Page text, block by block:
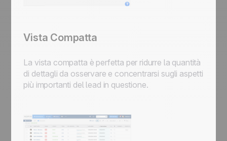
Vista Compatta
La vista compatta è perfetta per ridurre la quantità
di dettagli da osservare e concentrarsi sugli aspetti
più importanti del lead in questione.